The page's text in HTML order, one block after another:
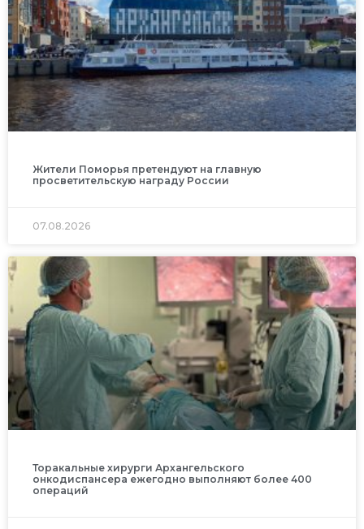
Жители Поморья претендуют на главную
просветительскую награду России
07.08.2026
Торакальные хирурги Архангельского
онкодиспансера ежегодно выполняют более 400
операций